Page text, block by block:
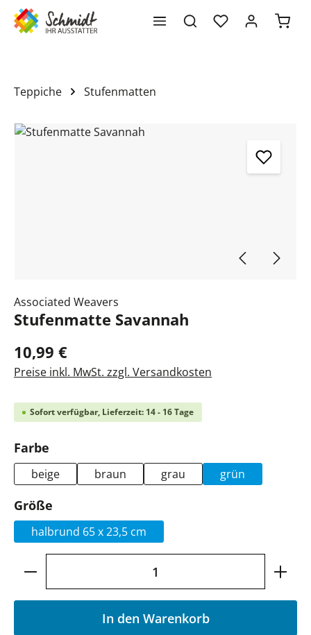
springen
Teppiche Stufenmatten
Bildergalerie überspringen
Associated Weavers
Stufenmatte Savannah
10,99 €
Preise inkl. MwSt. zzgl. Versandkosten
Sofort verfügbar, Lieferzeit: 14 - 16 Tage
Farbe
beige braun grau grün
Größe
halbrund 65 x 23,5 cm
Produkt Anzahl: Gib den gewünschten
In den Warenkorb